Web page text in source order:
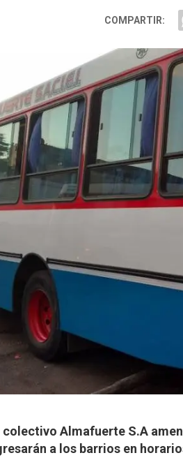
COMPARTIR:
colectivo Almafuerte S.A
a los barrios en